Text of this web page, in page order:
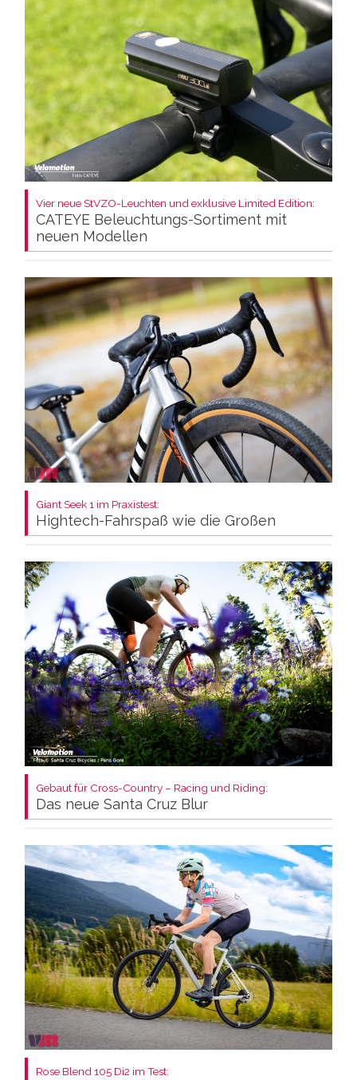
Vier neue StVZO-Leuchten und exklusive Limited Edition:
CATEYE Beleuchtungs-Sortiment mit
neuen Modellen
Giant Seek 1 im Praxistest:
Hightech-Fahrspaß wie die Großen
Gebaut für Cross-Country – Racing und Riding:
Das neue Santa Cruz Blur
Rose Blend 105 Di2 im Test: